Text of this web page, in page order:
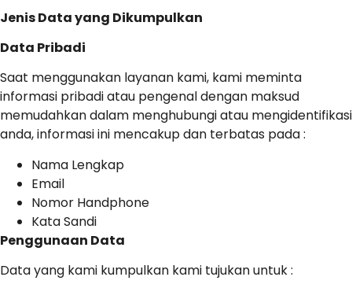
Jenis Data yang Dikumpulkan
Data Pribadi
Saat menggunakan layanan kami, kami meminta
informasi pribadi atau pengenal dengan maksud
memudahkan dalam menghubungi atau mengidentifikasi
anda, informasi ini mencakup dan terbatas pada :
Nama Lengkap
Email
Nomor Handphone
Kata Sandi
Penggunaan Data
Data yang kami kumpulkan kami tujukan untuk :